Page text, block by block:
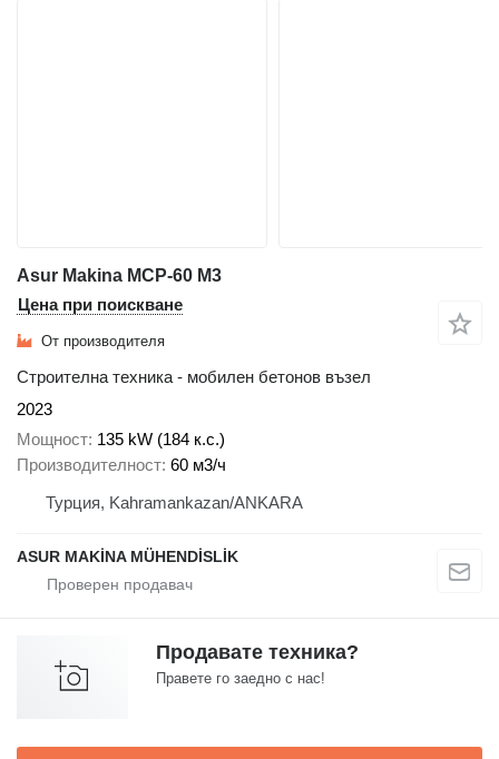
Asur Makina MCP-60 M3
Цена при поискване
От производителя
Строителна техника - мобилен бетонов възел
2023
Мощност 135 kW (184 к.с.)
Производителност 60 м3/ч
Турция, Kahramankazan/ANKARA
ASUR MAKİNA MÜHENDİSLİK
Продавате техника?
Правете го заедно с нас!